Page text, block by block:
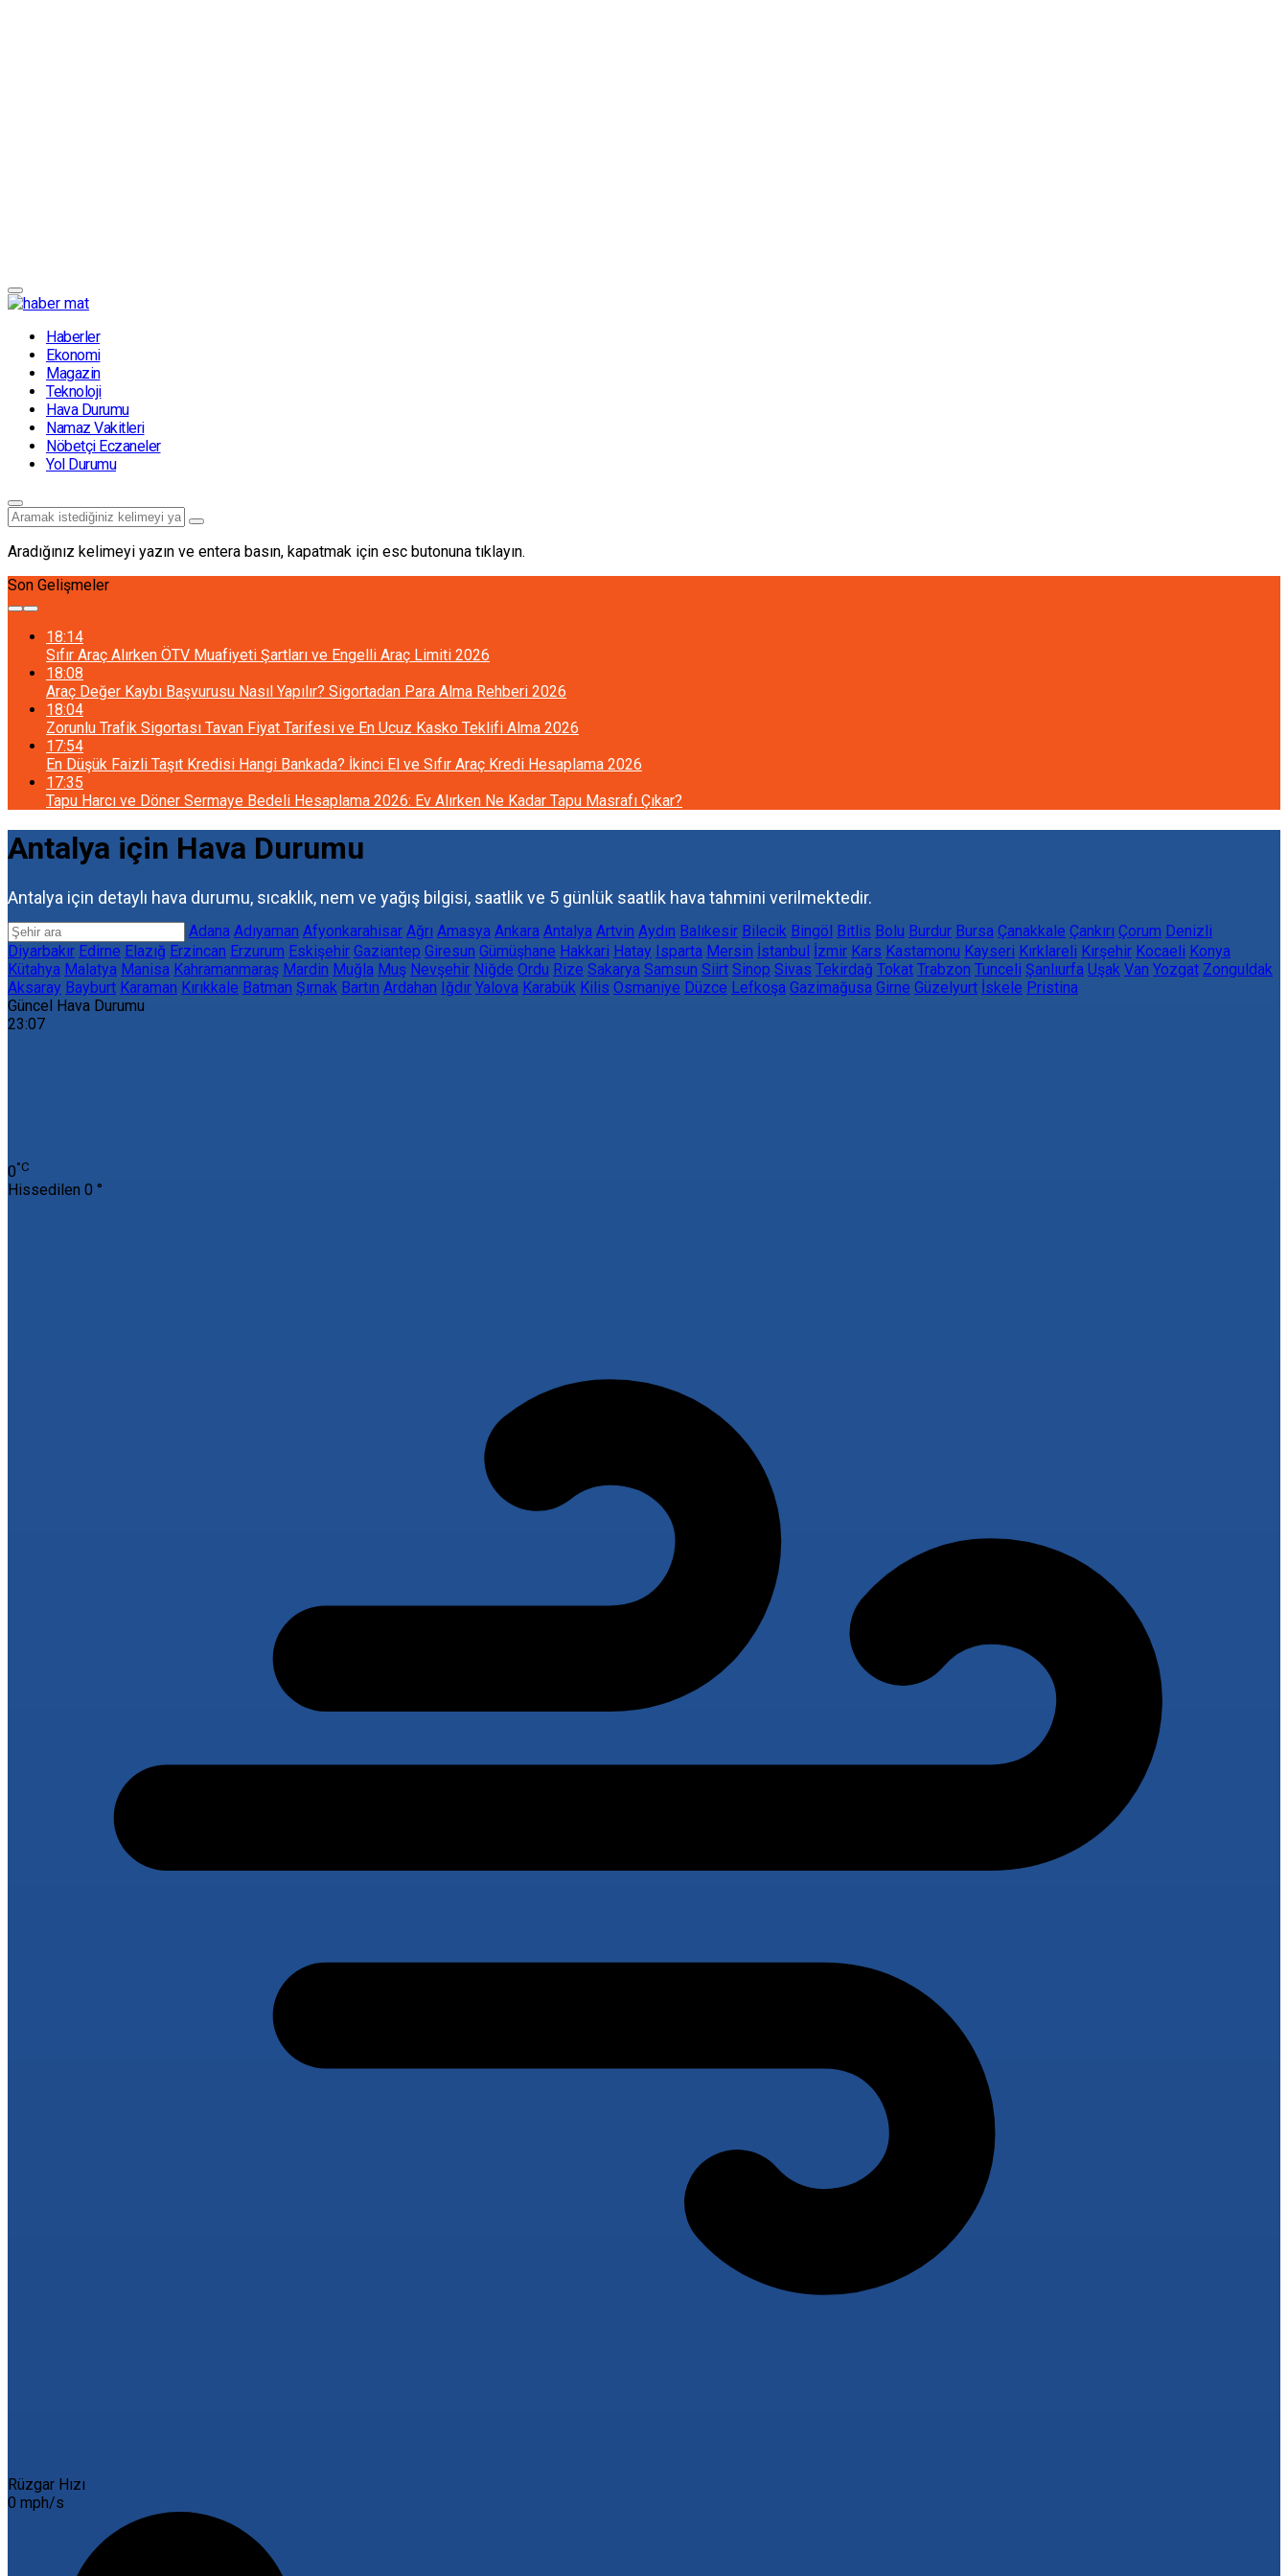
Haberler
Ekonomi
Magazin
Teknoloji
Hava Durumu
Namaz Vakitleri
Nöbetçi Eczaneler
Yol Durumu
Aradığınız kelimeyi yazın ve entera basın, kapatmak için esc butonuna tıklayın.
Son Gelişmeler
18:14
Sıfır Araç Alırken ÖTV Muafiyeti Şartları ve Engelli Araç Limiti 2026
18:08
Araç Değer Kaybı Başvurusu Nasıl Yapılır? Sigortadan Para Alma Rehberi 2026
18:04
Zorunlu Trafik Sigortası Tavan Fiyat Tarifesi ve En Ucuz Kasko Teklifi Alma 2026
17:54
En Düşük Faizli Taşıt Kredisi Hangi Bankada? İkinci El ve Sıfır Araç Kredi Hesaplama 2026
17:35
Tapu Harcı ve Döner Sermaye Bedeli Hesaplama 2026: Ev Alırken Ne Kadar Tapu Masrafı Çıkar?
Antalya için Hava Durumu
Antalya için detaylı hava durumu, sıcaklık, nem ve yağış bilgisi, saatlik ve 5 günlük saatlik hava tahmini verilmektedir.
Adana Adıyaman Afyonkarahisar Ağrı Amasya Ankara Antalya Artvin Aydın Balıkesir Bilecik Bingöl Bitlis Bolu Burdur Bursa Çanakkale Çankırı Çorum Denizli
Diyarbakır Edirne Elazığ Erzincan Erzurum Eskişehir Gaziantep Giresun Gümüşhane Hakkari Hatay Isparta Mersin İstanbul İzmir Kars Kastamonu Kayseri Kırklareli Kırşehir Kocaeli Konya
Kütahya Malatya Manisa Kahramanmaraş Mardin Muğla Muş Nevşehir Niğde Ordu Rize Sakarya Samsun Siirt Sinop Sivas Tekirdağ Tokat Trabzon Tunceli Şanlıurfa Uşak Van Yozgat Zonguldak
Aksaray Bayburt Karaman Kırıkkale Batman Şırnak Bartın Ardahan Iğdır Yalova Karabük Kilis Osmaniye Düzce Lefkoşa Gazimağusa Girne Güzelyurt İskele Pristina
Güncel Hava Durumu
23:07
0‎°C
Hissedilen 0 °
Rüzgar Hızı
0 mph/s